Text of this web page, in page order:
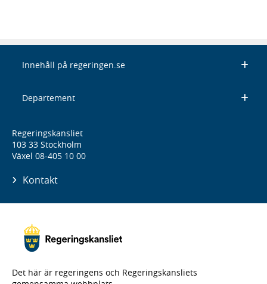
Innehåll på regeringen.se
Departement
Regeringskansliet
103 33 Stockholm
Växel 08-405 10 00
Kontakt
Det här är regeringens och Regeringskansliets